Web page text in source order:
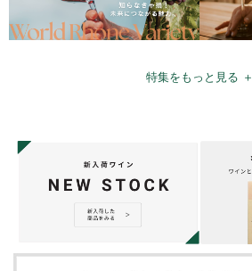
特集をもっと見る ＋